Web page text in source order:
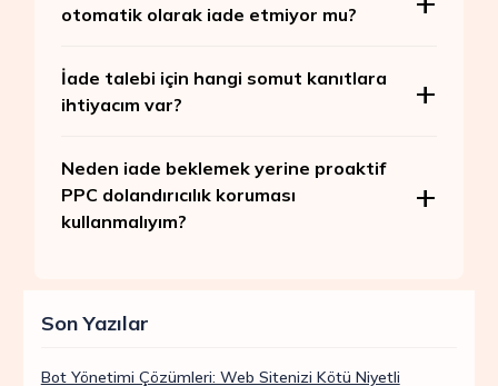
otomatik olarak iade etmiyor mu?
İade talebi için hangi somut kanıtlara
ihtiyacım var?
Neden iade beklemek yerine proaktif
PPC dolandırıcılık koruması
kullanmalıyım?
Son Yazılar
Bot Yönetimi Çözümleri: Web Sitenizi Kötü Niyetli